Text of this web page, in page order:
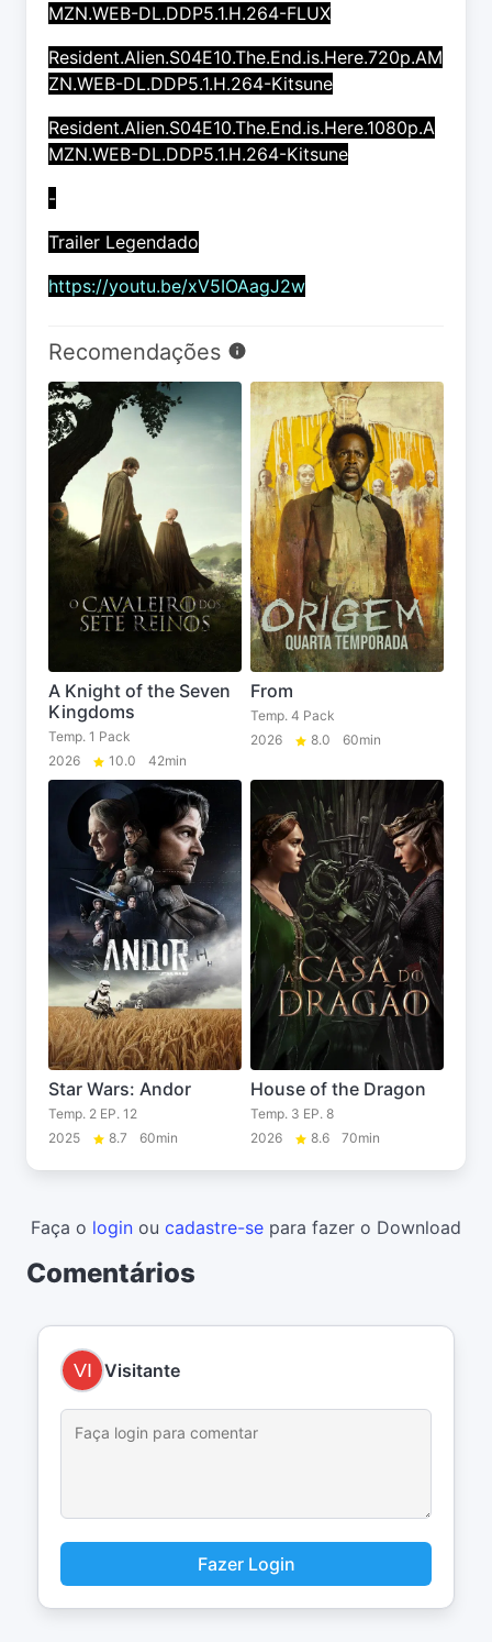
MZN.WEB-DL.DDP5.1.H.264-FLUX
Resident.Alien.S04E10.The.End.is.Here.720p.AM
ZN.WEB-DL.DDP5.1.H.264-Kitsune
Resident.Alien.S04E10.The.End.is.Here.1080p.A
MZN.WEB-DL.DDP5.1.H.264-Kitsune
-
Trailer Legendado
https://youtu.be/xV5IOAagJ2w
Recomendações
A Knight of the Seven
Kingdoms
Temp. 1 Pack
2026
10.0 42min
From
Temp. 4 Pack
2026
8.0 60min
Star Wars: Andor
Temp. 2 EP. 12
2025
8.7 60min
House of the Dragon
Temp. 3 EP. 8
2026
8.6 70min
Faça o login ou cadastre-se para fazer o Download
Comentários
Visitante
Fazer Login